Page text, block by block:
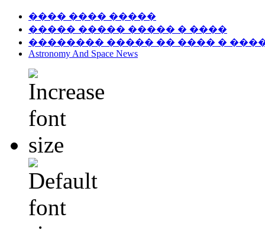
���� ���� �����
����� ����� ����� � ����
�������� ����� �� ���� �
Astronomy And Space News